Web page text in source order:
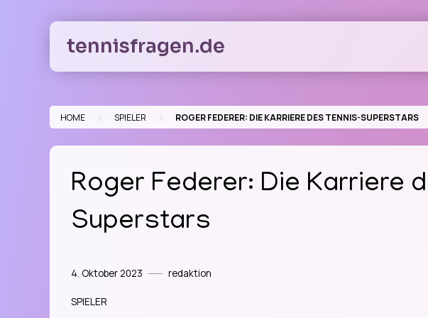
tennisfragen.de
HOME > SPIELER > ROGER FEDERER: DIE KARRIERE DES TENNIS-SUPERSTARS
Roger Federer: Die Karriere
Superstars
4. Oktober 2023 redaktion
SPIELER